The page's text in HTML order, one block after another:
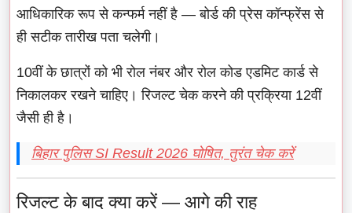
आधिकारिक रूप से कन्फर्म नहीं है — बोर्ड की प्रेस कॉन्फ्रेंस से
ही सटीक तारीख पता चलेगी।
10वीं के छात्रों को भी रोल नंबर और रोल कोड एडमिट कार्ड से
निकालकर रखने चाहिए। रिजल्ट चेक करने की प्रक्रिया 12वीं
जैसी ही है।
बिहार पुलिस SI Result 2026 घोषित, तुरंत चेक करें
रिजल्ट के बाद क्या करें — आगे की राह